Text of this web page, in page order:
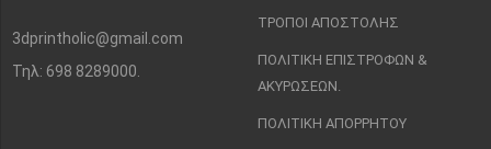
3dprintholic@gmail.com
Τηλ: 698 8289000.
ΤΡΌΠΟΙ ΑΠΟΣΤΟΛΉΣ
ΠΟΛΙΤΙΚΉ ΕΠΙΣΤΡΟΦΏΝ &
ΑΚΥΡΏΣΕΩΝ.
ΠΟΛΙΤΙΚΉ ΑΠΟΡΡΉΤΟΥ